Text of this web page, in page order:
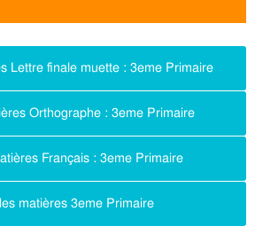
Lettre finale muette : 3eme Primaire
Orthographe : 3eme Primaire
Français : 3eme Primaire
matières 3eme Primaire